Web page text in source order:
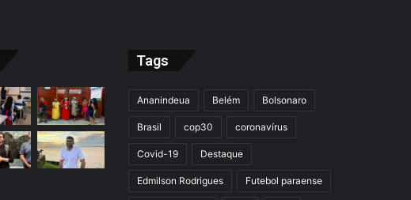
Tags
Ananindeua Belém Bolsonaro
Brasil cop30 coronavírus
Covid-19 Destaque
Edmilson Rodrigues Futebol paraense